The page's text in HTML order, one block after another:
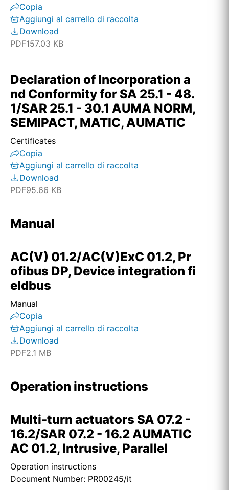
Copia
Aggiungi al carrello di raccolta
Download
PDF157.03 KB
Declaration of Incorporation a
nd Conformity for SA 25.1 - 48.
1/SAR 25.1 - 30.1 AUMA NORM,
SEMIPACT, MATIC, AUMATIC
Certificates
Copia
Aggiungi al carrello di raccolta
Download
PDF95.66 KB
Manual
AC(V) 01.2/AC(V)ExC 01.2, Pr
ofibus DP, Device integration fi
eldbus
Manual
Copia
Aggiungi al carrello di raccolta
Download
PDF2.1 MB
Operation instructions
Multi-turn actuators SA 07.2 -
16.2/SAR 07.2 - 16.2 AUMATIC
AC 01.2, Intrusive, Parallel
Operation instructions
Document Number: PR00245/it